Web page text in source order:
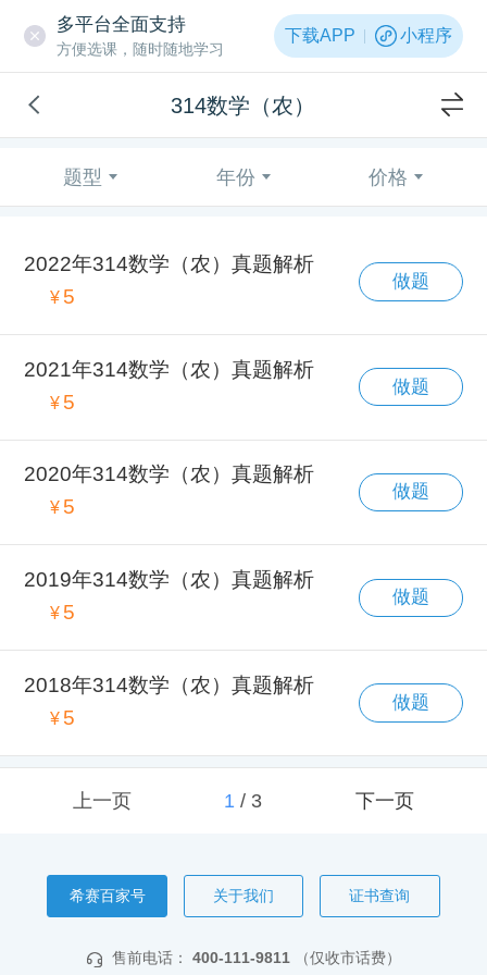
多平台全面支持
方便选课，随时随地学习
下载APP 小程序
314数学（农）
题型 年份 价格
2022年314数学（农）真题解析
¥ 5
做题
2021年314数学（农）真题解析
¥ 5
做题
2020年314数学（农）真题解析
¥ 5
做题
2019年314数学（农）真题解析
¥ 5
做题
2018年314数学（农）真题解析
¥ 5
做题
上一页 1/ 3 下一页
希赛百家号 关于我们 证书查询
售前电话： 400-111-9811 （仅收市话费）